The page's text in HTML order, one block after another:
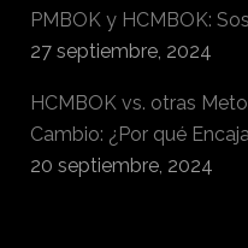
PMBOK y HCMBOK:
27 septiembre, 2024
HCMBOK vs. otras
Cambio: ¿Por qué
20 septiembre, 2024